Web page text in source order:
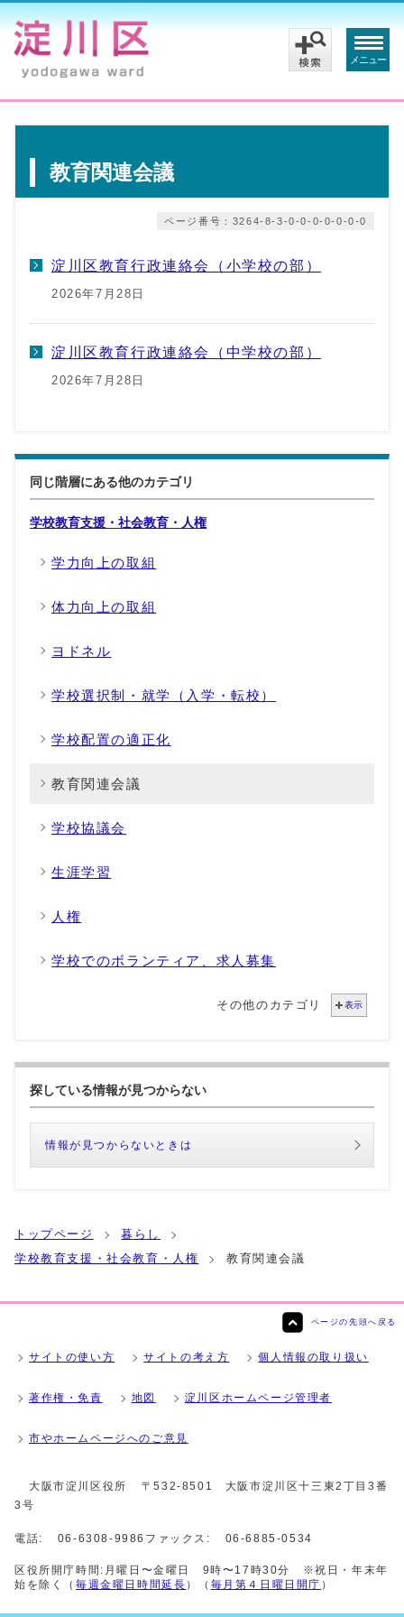
メニュー
教育関連会議
ページ番号：3264-8-3-0-0-0-0-0-0-0
淀川区教育行政連絡会（小学校の部）
2026年7月28日
淀川区教育行政連絡会（中学校の部）
2026年7月28日
同じ階層にある他のカテゴリ
学校教育支援・社会教育・人権
学力向上の取組
体力向上の取組
ヨドネル
学校選択制・就学（入学・転校）
学校配置の適正化
教育関連会議
学校協議会
生涯学習
人権
学校でのボランティア、求人募集
その他のカテゴリ 表示
探している情報が見つからない
情報が見つからないときは
トップページ
暮らし
学校教育支援・社会教育・人権
教育関連会議
ページの先頭へ戻る
サイトの使い方 サイトの考え方 個人情報の取り扱い
著作権・免責 地図 淀川区ホームページ管理者
市やホームページへのご意見
大阪市淀川区役所
〒532-8501 大阪市淀川区十三東2丁目3番
3号
電話: 06-6308-9986 ファックス: 06-6885-0534
区役所開庁時間:月曜日〜金曜日 9時〜17時30分 ※祝日・年末年
始を除く（ 毎週金曜日時間延長 ）（ 毎月第４日曜日開庁 ）